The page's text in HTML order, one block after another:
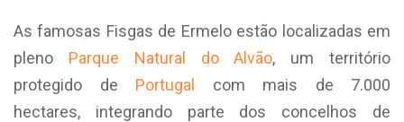
As famosas Fisgas de Ermelo estão localizadas em
pleno Parque Natural do Alvão, um território
protegido de Portugal
com mais de 7.000
hectares, integrando parte dos concelhos de